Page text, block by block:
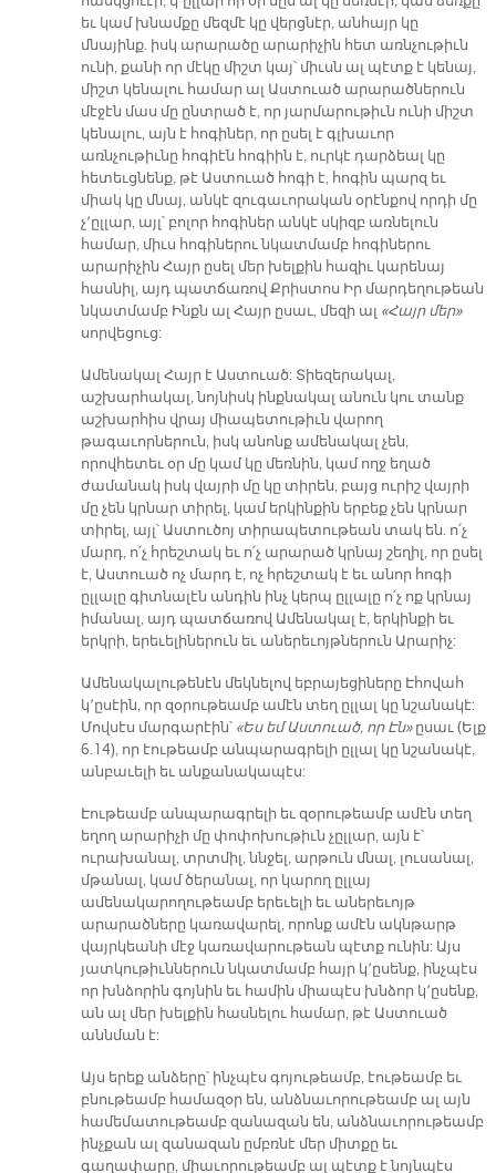
եւ կամ խնամքը մեզմէ կը վերցնէր, անհայր կը
մնայինք. իսկ արարածը արարիչին հետ առնչութիւն
ունի, քանի որ մէկը միշտ կայ՝ միւսն ալ պէտք է կենայ,
միշտ կենալու համար ալ Աստուած արարածներուն
մէջէն մաս մը ընտրած է, որ յարմարութիւն ունի միշտ
կենալու, այն է հոգիներ, որ ըսել է գլխաւոր
առնչութիւնը հոգիէն հոգիին է, ուրկէ դարձեալ կը
հետեւցնենք, թէ Աստուած հոգի է, հոգին պարզ եւ
միակ կը մնայ, անկէ զուգաւորական օրէնքով որդի մը
չ՚ըլլար, այլ՝ բոլոր հոգիներ անկէ սկիզբ առնելուն
համար, միւս հոգիներու նկատմամբ հոգիներու
արարիչին Հայր ըսել մեր խելքին հազիւ կարենայ
հասնիլ, այդ պատճառով Քրիստոս Իր մարդեղութեան
նկատմամբ Ինքն ալ Հայր ըսաւ, մեզի ալ «Հայր մեր»
սորվեցուց:
Ամենակալ Հայր է Աստուած: Տիեզերակալ,
աշխարհակալ, նոյնիսկ ինքնակալ անուն կու տանք
աշխարհիս վրայ միապետութիւն վարող
թագաւորներուն, իսկ անոնք ամենակալ չեն,
որովհետեւ օր մը կամ կը մեռնին, կամ ողջ եղած
ժամանակ իսկ վայրի մը կը տիրեն, բայց ուրիշ վայրի
մը չեն կրնար տիրել, կամ երկինքին երբեք չեն կրնար
տիրել, այլ՝ Աստուծոյ տիրապետութեան տակ են. ո՛չ
մարդ, ո՛չ հրեշտակ եւ ո՛չ արարած կրնայ շեղիլ, որ ըսել
է, Աստուած ոչ մարդ է, ոչ հրեշտակ է եւ անոր հոգի
ըլլալը գիտնալէն անդին ինչ կերպ ըլլալը ո՛չ ոք կրնայ
իմանալ, այդ պատճառով Ամենակալ է, երկինքի եւ
երկրի, երեւելիներուն եւ աներեւոյթներուն Արարիչ:
Ամենակալութենէն մեկնելով եբրայեցիները Էհովահ
կ՚ըսէին, որ զօրութեամբ ամէն տեղ ըլլալ կը նշանակէ:
Մովսէս մարգարէին՝ «Ես եմ Աստուած, որ Էն»ըսաւ (Ելք
6.14), որ էութեամբ անպարագրելի ըլլալ կը նշանակէ,
անբաւելի եւ անքանակապէս:
Էութեամբ անպարագրելի եւ զօրութեամբ ամէն տեղ
եղող արարիչի մը փոփոխութիւն չըլլար, այն է՝
ուրախանալ, տրտմիլ, ննջել, արթուն մնալ, լուսանալ,
մթանալ, կամ ծերանալ, որ կարող ըլլայ
ամենակարողութեամբ երեւելի եւ աներեւոյթ
արարածները կառավարել, որոնք ամէն ակնթարթ
վայրկեանի մէջ կառավարութեան պէտք ունին: Այս
յատկութիւններուն նկատմամբ հայր կ՚ըսենք, ինչպէս
որ խնձորին գոյնին եւ համին միապէս խնձոր կ՚ըսենք,
ան ալ մեր խելքին հասնելու համար, թէ Աստուած
աննման է:
Այս երեք անձերը՝ ինչպէս գոյութեամբ, էութեամբ եւ
բնութեամբ համազօր են, անձնաւորութեամբ ալ այն
համեմատութեամբ զանազան են, անձնաւորութեամբ
ինչքան ալ զանազան ըմբռնէ մեր միտքը եւ
գաղափարը, միաւորութեամբ ալ պէտք է նոյնպէս